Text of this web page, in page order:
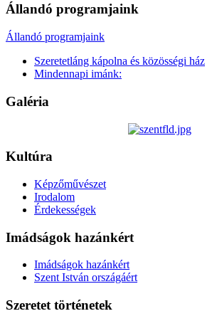
Állandó programjaink
Állandó programjaink
Szeretetláng kápolna és közösségi ház
Mindennapi imánk:
Galéria
Kultúra
Képzőművészet
Irodalom
Érdekességek
Imádságok hazánkért
Imádságok hazánkért
Szent István országáért
Szeretet történetek